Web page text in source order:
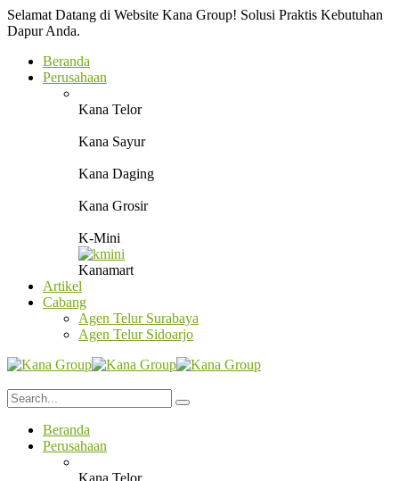
Selamat Datang di Website Kana Group! Solusi Praktis Kebutuhan
Dapur Anda.
Beranda
Perusahaan
Kana Telor
Kana Sayur
Kana Daging
Kana Grosir
K-Mini
Kanamart
Artikel
Cabang
Agen Telur Surabaya
Agen Telur Sidoarjo
Beranda
Perusahaan
Kana Telor